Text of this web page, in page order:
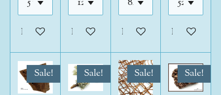
In den WarenkorbIn den WarenkorbIn den Warenkorb
In den
Sale! Sale! Sale! Sale!